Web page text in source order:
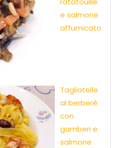
e salmone
affumicato
Tagliatelle
al berberè
con
gamberi e
salmone